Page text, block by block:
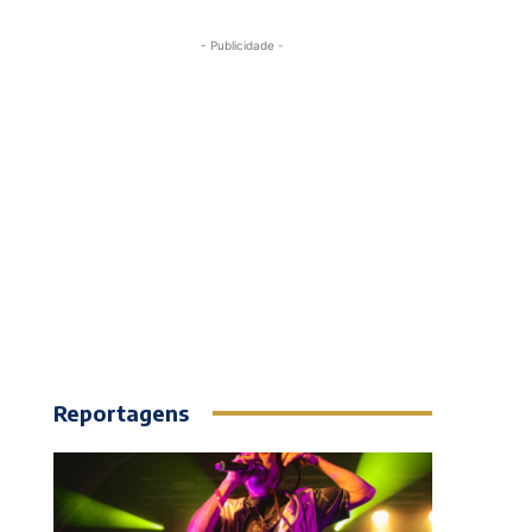
- Publicidade -
Reportagens